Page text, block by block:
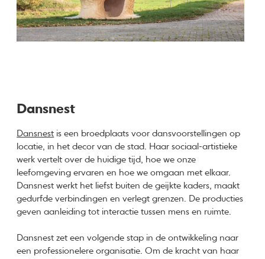
Dansnest
Dansnest is een broedplaats voor dansvoorstellingen op
locatie, in het decor van de stad. Haar sociaal-artistieke
werk vertelt over de huidige tijd, hoe we onze
leefomgeving ervaren en hoe we omgaan met elkaar.
Dansnest werkt het liefst buiten de geijkte kaders, maakt
gedurfde verbindingen en verlegt grenzen. De producties
geven aanleiding tot interactie tussen mens en ruimte.
Dansnest zet een volgende stap in de ontwikkeling naar
een professionelere organisatie. Om de kracht van haar